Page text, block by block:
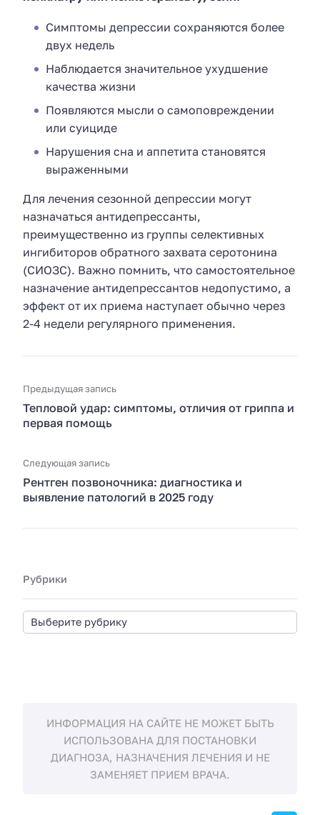
Симптомы депрессии сохраняются более
двух недель
Наблюдается значительное ухудшение
качества жизни
Появляются мысли о самоповреждении
или суициде
Нарушения сна и аппетита становятся
выраженными
Для лечения сезонной депрессии могут
назначаться антидепрессанты,
преимущественно из группы селективных
ингибиторов обратного захвата серотонина
(СИОЗС). Важно помнить, что самостоятельное
назначение антидепрессантов недопустимо, а
эффект от их приема наступает обычно через
2-4 недели регулярного применения.
Предыдущая запись
Тепловой удар: симптомы, отличия от гриппа и
первая помощь
Следующая запись
Рентген позвоночника: диагностика и
выявление патологий в 2025 году
Рубрики
ИНФОРМАЦИЯ НА САЙТЕ НЕ МОЖЕТ БЫТЬ
ИСПОЛЬЗОВАНА ДЛЯ ПОСТАНОВКИ
ДИАГНОЗА, НАЗНАЧЕНИЯ ЛЕЧЕНИЯ И НЕ
ЗАМЕНЯЕТ ПРИЕМ ВРАЧА.